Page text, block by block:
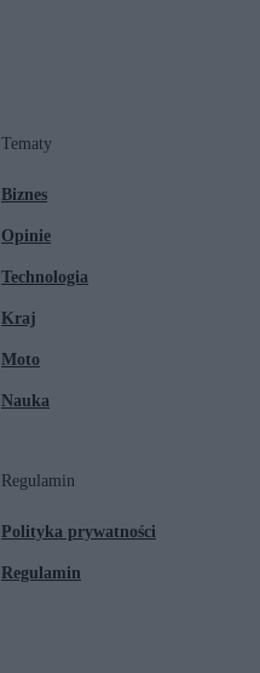
Tematy
Biznes
Opinie
Technologia
Kraj
Moto
Nauka
Regulamin
Polityka prywatności
Regulamin